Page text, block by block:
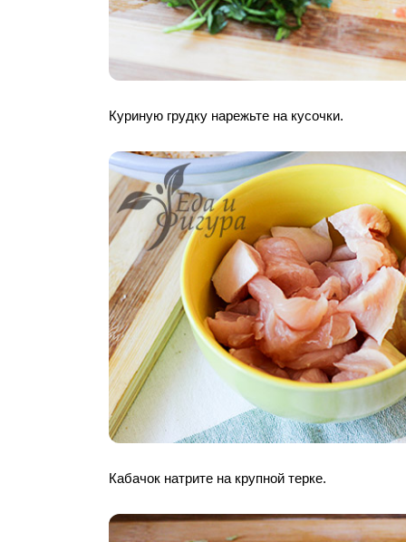
Куриную грудку нарежьте на кусочки.
Кабачок натрите на крупной терке.